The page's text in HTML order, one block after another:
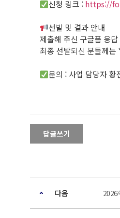
신청 링크 : https://
선발 및 결과 안내
제출해 주신 구글폼 응
최종 선발되신 분들께
문의 : 사업 담당자
답글쓰기
다음 2026